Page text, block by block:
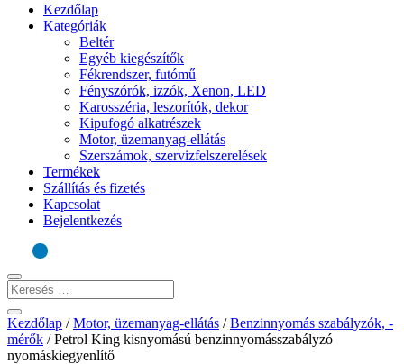
Kezdőlap
Kategóriák
Beltér
Egyéb kiegészítők
Fékrendszer, futómű
Fényszórók, izzók, Xenon, LED
Karosszéria, leszorítók, dekor
Kipufogó alkatrészek
Motor, üzemanyag-ellátás
Szerszámok, szervizfelszerelések
Termékek
Szállítás és fizetés
Kapcsolat
Bejelentkezés
Kezdőlap /Motor, üzemanyag-ellátás /Benzinnyomás szabályzók, -
mérők /Petrol King kisnyomású benzinnyomásszabályzó
nyomáskiegyenlítő